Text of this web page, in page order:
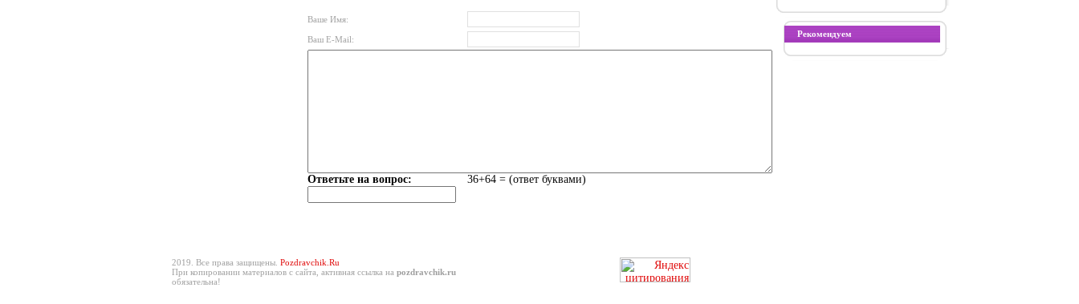
Ваше Имя:
Ваш E-Mail:
Ответьте на вопрос: 36+64 = (ответ буквами)
Рекомендуем
2019. Все права защищены. Pozdravchik.Ru
При копировании материалов с сайта, активная ссылка на pozdravchik.ru
обязательна!